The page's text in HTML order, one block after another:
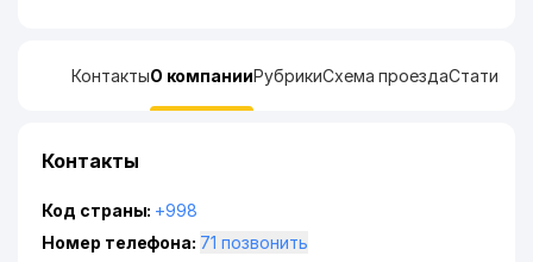
КонтактыО компанииРубрикиСхема проезда
Контакты
Код страны: +998
Номер телефона:
71 позвонить